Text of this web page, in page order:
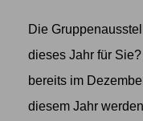
Die
dieses Jahr für
bereits im
diesem Jahr